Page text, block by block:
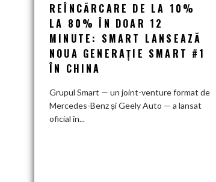
Reîncărcare
de
la
la
REÎNCĂRCARE DE LA 10%
LA 80% ÎN DOAR 12
MINUTE: SMART LANSEAZĂ
NOUA GENERAȚIE SMART #1
ÎN CHINA
Grupul Smart — un joint-venture format de
Mercedes-Benz și Geely Auto — a lansat
oficial în...